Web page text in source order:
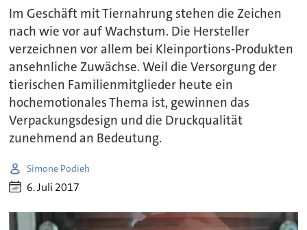
Im Geschäft mit Tiernahrung stehen die Zeichen
nach wie vor auf Wachstum. Die Hersteller
verzeichnen vor allem bei Kleinportions-Produkten
ansehnliche Zuwächse. Weil die Versorgung der
tierischen Familienmitglieder heute ein
hochemotionales Thema ist, gewinnen das
Verpackungsdesign und die Druckqualität
zunehmend an Bedeutung.
Simone Podieh
6. Juli 2017